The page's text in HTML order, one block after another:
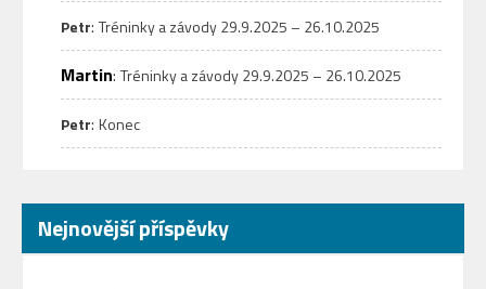
Petr: Tréninky a závody 29.9.2025 – 26.10.2025
Martin: Tréninky a závody 29.9.2025 – 26.10.2025
Petr: Konec
Nejnovější příspěvky